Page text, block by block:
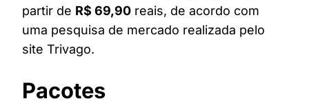
partir de R$ 69,90 reais, de acordo com
uma pesquisa de mercado realizada pelo
site Trivago.
Pacotes